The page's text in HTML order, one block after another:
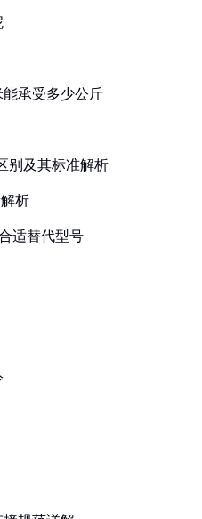
承受多少公斤
别及其标准解析
析
适替代型号